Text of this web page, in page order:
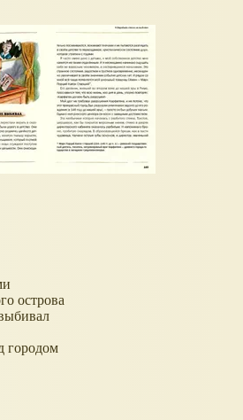
острова
городом